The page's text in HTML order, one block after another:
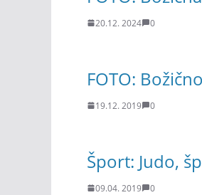
20.12. 2024 0
FOTO:
19.12. 2019 0
Šport: Judo,
09.04. 2019 0